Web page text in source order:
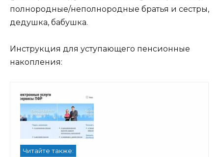
полнородные/неполнородные братья и сестры,
дедушка, бабушка.
Инструкция для уступающего пенсионные
накопления:
Читайте также: